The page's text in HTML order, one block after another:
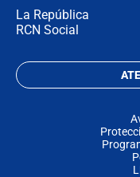
La República
RCN Social